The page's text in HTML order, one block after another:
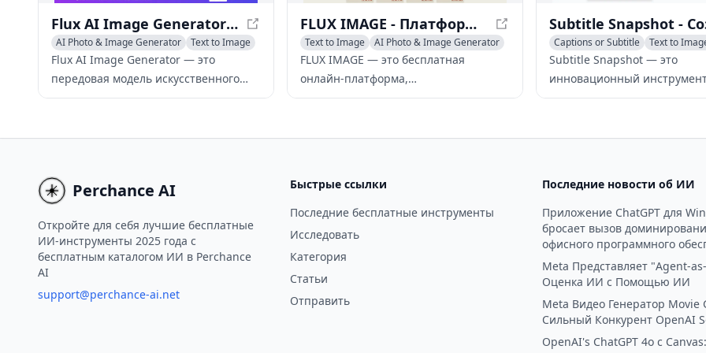
Flux AI Image Generator - Модель искусственного интеллекта для создания разнообразных стильных изображений по тексту
AI Photo & Image Generator Text to Image
Flux AI Image Generator — это
передовая модель искусственного
интеллекта для создания
разработанная компанией Black
разнообразные стили изображений,
сохраняя при этом высокое качество
заданным запросам в различных
версиях.
FLUX IMAGE - Платформа генерации изображений на основе ИИ
Text to Image
AI Photo & Image Generator
AI Illustration Generator
FLUX IMAGE — это бесплатная
онлайн-платформа,
предоставляющая доступ к
изображений на основе ИИ, включая
создавать потрясающие
изображения.
Captions or Subtitle
Text to
AI Social Media Assistant
Subtitle Snapshot — это
инновационный
который генерирует
выглядящие реалистично,
Perchance AI
Откройте для себя лучшие бесплатные
ИИ-инструменты 2025 года с
бесплатным каталогом ИИ в Perchance
AI
support@perchance-ai.net
Быстрые ссылки
Последние бесплатные инструменты
Исследовать
Категория
Статьи
Отправить
Последние новости об ИИ
Приложение ChatGPT для
бросает вызов
офисного программного
Meta Представляет "Agent-
Оценка ИИ с Помощью ИИ
Meta Видео Генератор Movie
Сильный Конкурент OpenAI
OpenAI's ChatGPT 4o с Canvas: